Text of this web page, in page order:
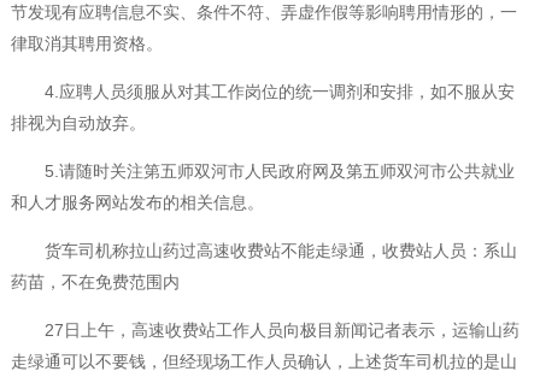
节发现有应聘信息不实、条件不符、弄虚作假等影响聘用情形的，一
律取消其聘用资格。
4.应聘人员须服从对其工作岗位的统一调剂和安排，如不服从安
排视为自动放弃。
5.请随时关注第五师双河市人民政府网及第五师双河市公共就业
和人才服务网站发布的相关信息。
货车司机称拉山药过高速收费站不能走绿通，收费站人员：系山
药苗，不在免费范围内
27日上午，高速收费站工作人员向极目新闻记者表示，运输山药
走绿通可以不要钱，但经现场工作人员确认，上述货车司机拉的是山